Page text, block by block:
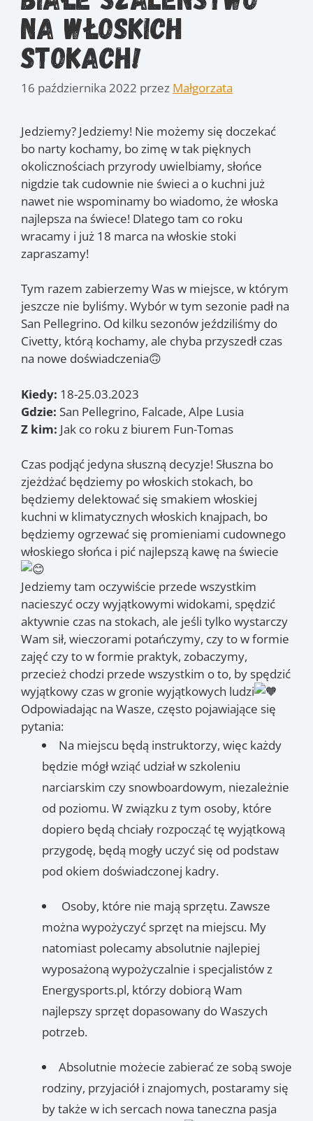
na włoskich
stokach!
16 października 2022 przez Małgorzata
Jedziemy? Jedziemy! Nie możemy się doczekać
bo narty kochamy, bo zimę w tak pięknych
okolicznościach przyrody uwielbiamy, słońce
nigdzie tak cudownie nie świeci a o kuchni już
nawet nie wspominamy bo wiadomo, że włoska
najlepsza na świece! Dlatego tam co roku
wracamy i już 18 marca na włoskie stoki
zapraszamy!
Tym razem zabierzemy Was w miejsce, w którym
jeszcze nie byliśmy. Wybór w tym sezonie padł na
San Pellegrino. Od kilku sezonów jeździliśmy do
Civetty, którą kochamy, ale chyba przyszedł czas
na nowe doświadczenia🙃
Kiedy: 18-25.03.2023
Gdzie: San Pellegrino, Falcade, Alpe Lusia
Z kim: Jak co roku z biurem Fun-Tomas
Czas podjąć jedyna słuszną decyzje! Słuszna bo
zjeżdżać będziemy po włoskich stokach, bo
będziemy delektować się smakiem włoskiej
kuchni w klimatycznych włoskich knajpach, bo
będziemy ogrzewać się promieniami cudownego
włoskiego słońca i pić najlepszą kawę na świecie
Jedziemy tam oczywiście przede wszystkim
nacieszyć oczy wyjątkowymi widokami, spędzić
aktywnie czas na stokach, ale jeśli tylko wystarczy
Wam sił, wieczorami potańczymy, czy to w formie
zajęć czy to w formie praktyk, zobaczymy,
przecież chodzi przede wszystkim o to, by spędzić
wyjątkowy czas w gronie wyjątkowych ludzi
Odpowiadając na Wasze, często pojawiające się
pytania:
Na miejscu będą instruktorzy, więc każdy
będzie mógł wziąć udział w szkoleniu
narciarskim czy snowboardowym, niezależnie
od poziomu. W związku z tym osoby, które
dopiero będą chciały rozpocząć tę wyjątkową
przygodę, będą mogły uczyć się od podstaw
pod okiem doświadczonej kadry.
Osoby, które nie mają sprzętu. Zawsze
można wypożyczyć sprzęt na miejscu. My
natomiast polecamy absolutnie najlepiej
wyposażoną wypożyczalnie i specjalistów z
Energysports.pl, którzy dobiorą Wam
najlepszy sprzęt dopasowany do Waszych
potrzeb.
Absolutnie możecie zabierać ze sobą swoje
rodziny, przyjaciół i znajomych, postaramy się
by także w ich sercach nowa taneczna pasja